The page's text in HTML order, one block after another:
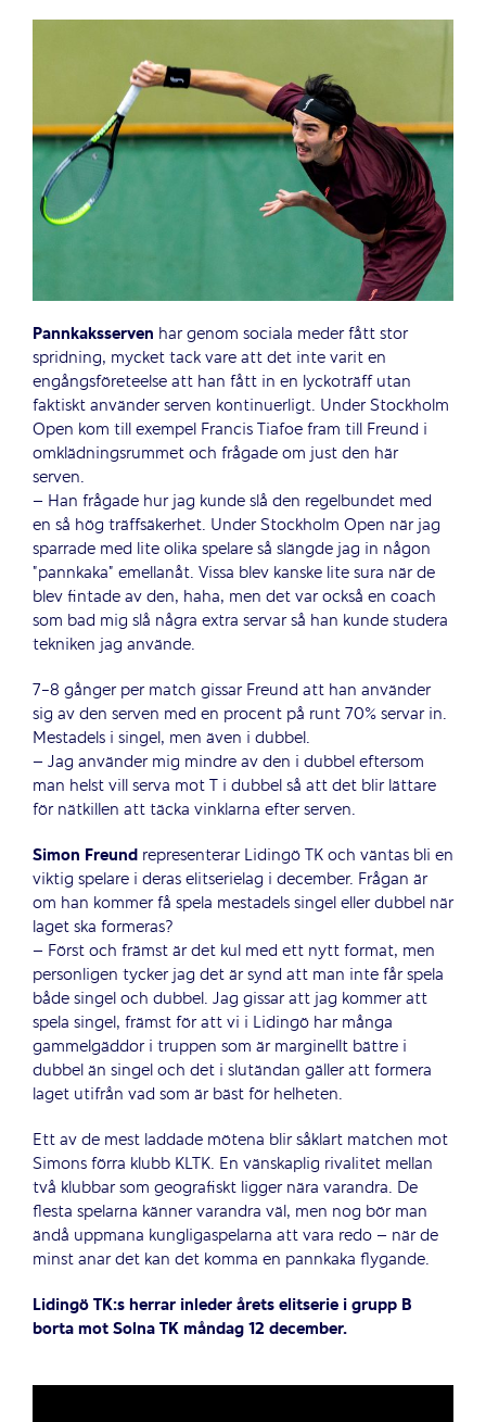
Pannkaksserven har genom sociala meder fått stor
spridning, mycket tack vare att det inte varit en
engångsföreteelse att han fått in en lyckoträff utan
faktiskt använder serven kontinuerligt. Under Stockholm
Open kom till exempel Francis Tiafoe fram till Freund i
omklädningsrummet och frågade om just den här
serven.
– Han frågade hur jag kunde slå den regelbundet med
en så hög träffsäkerhet. Under Stockholm Open när jag
sparrade med lite olika spelare så slängde jag in någon
”pannkaka” emellanåt. Vissa blev kanske lite sura när de
blev fintade av den, haha, men det var också en coach
som bad mig slå några extra servar så han kunde studera
tekniken jag använde.
7-8 gånger per match gissar Freund att han använder
sig av den serven med en procent på runt 70% servar in.
Mestadels i singel, men även i dubbel.
– Jag använder mig mindre av den i dubbel eftersom
man helst vill serva mot T i dubbel så att det blir lättare
för nätkillen att täcka vinklarna efter serven.
Simon Freundrepresenterar Lidingö TK och väntas bli en
viktig spelare i deras elitserielag i december. Frågan är
om han kommer få spela mestadels singel eller dubbel när
laget ska formeras?
– Först och främst är det kul med ett nytt format, men
personligen tycker jag det är synd att man inte får spela
både singel och dubbel. Jag gissar att jag kommer att
spela singel, främst för att vi i Lidingö har många
gammelgäddor i truppen som är marginellt bättre i
dubbel än singel och det i slutändan gäller att formera
laget utifrån vad som är bäst för helheten.
Ett av de mest laddade mötena blir såklart matchen mot
Simons förra klubb KLTK. En vänskaplig rivalitet mellan
två klubbar som geografiskt ligger nära varandra. De
flesta spelarna känner varandra väl, men nog bör man
ändå uppmana kungligaspelarna att vara redo – när de
minst anar det kan det komma en pannkaka flygande.
Lidingö TK:s herrar inleder årets elitserie i grupp B
borta mot Solna TK måndag 12 december.